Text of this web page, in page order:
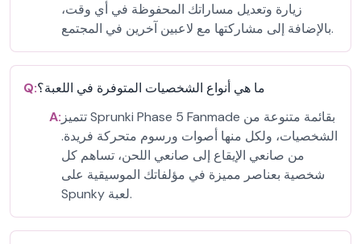
زيارة وتعديل مساراتك المحفوظة في أي وقت،
بالإضافة إلى مشاركتها مع لاعبين آخرين في المجتمع.
Q:ما هي أنواع الشخصيات المتوفرة في اللعبة؟
A: تتميز Sprunki Phase 5 Fanmade بقائمة متنوعة من
الشخصيات، ولكل منها أصوات ورسوم متحركة فريدة.
من صانعي الإيقاع إلى صانعي اللحن، تساهم كل
شخصية بعناصر مميزة في مؤلفاتك الموسيقية على
Spunky لعبة.